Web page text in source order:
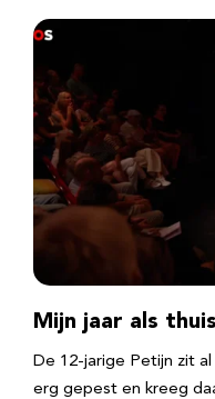
Mijn jaar als
De 12-jarige Petijn zit
erg gepest en kreeg